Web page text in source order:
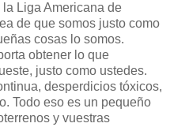
Liga Americana de
de que somos justo como
cosas lo somos.
obtener lo que
justo como ustedes.
desperdicios tóxicos,
Todo eso es un pequeño
y vuestras